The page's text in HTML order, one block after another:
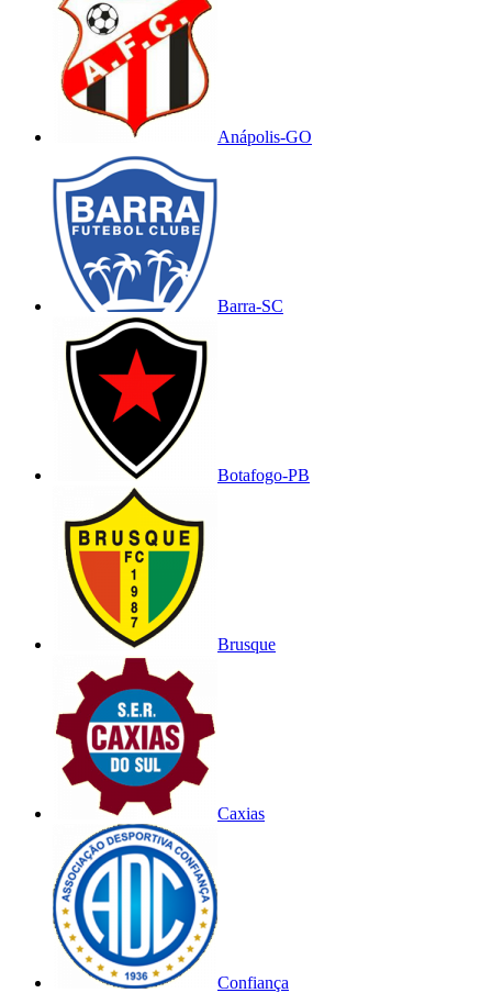
Anápolis-GO
Barra-SC
Botafogo-PB
Brusque
Caxias
Confiança